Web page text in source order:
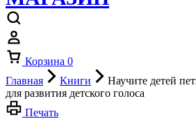
Корзина 0
Главная
Книги
Научите детей
для развития детского голоса
Печать